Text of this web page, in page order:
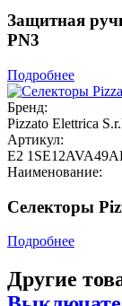
Защитная
PN3
Подробнее
Бренд:
Pizzato Elettrica
Артикул:
E2
Наименование:
Селекторы
Подробнее
Другие